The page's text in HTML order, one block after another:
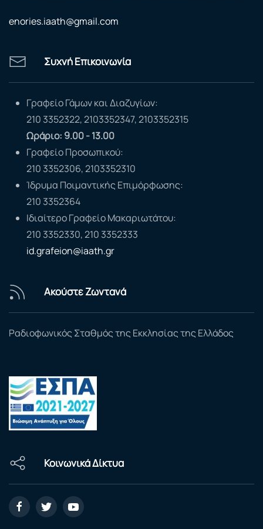
enories.iaath@gmail.com
Συχνή Επικοινωνία
Γραφείο Γάμων και Διαζυγίων:
210 3352322, 2103352347, 2103352315
Ωράριο: 9.00 - 13.00
Γραφείο Προσωπικού:
210 3352306, 2103352310
Ίδρυμα Ποιμαντικής Επιμόρφωσης:
210 3352364
Ιδιαίτερο Γραφείο Μακαριωτάτου:
210 3352330, 210 3352333
id.grafeion@iaath.gr
Ακούστε Ζωντανά
Ραδιοφωνικός Σταθμός της Εκκλησίας της Ελλάδος
Κοινωνικά Δίκτυα